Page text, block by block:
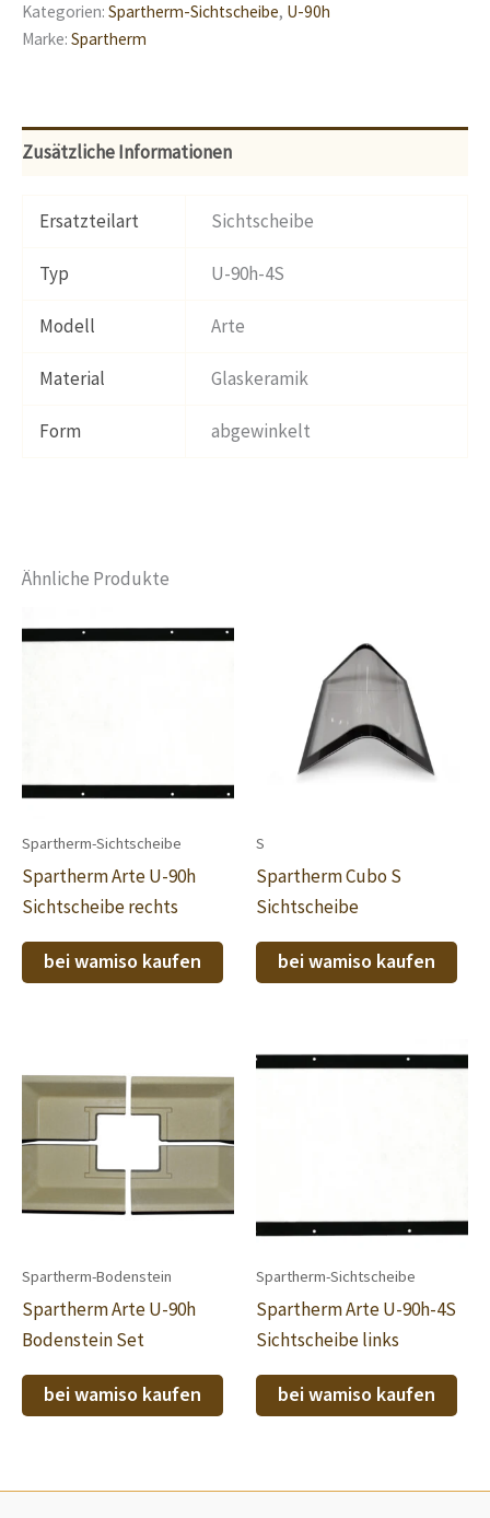
Kategorien: Spartherm-Sichtscheibe, U-90h
Marke: Spartherm
Zusätzliche Informationen
Ersatzteilart Sichtscheibe
Typ U-90h-4S
Modell Arte
Material Glaskeramik
Form abgewinkelt
Ähnliche Produkte
Spartherm-Sichtscheibe
Spartherm Arte U-90h
Sichtscheibe rechts
bei wamiso kaufen
S
Spartherm Cubo S
Sichtscheibe
bei wamiso kaufen
Spartherm-Bodenstein
Spartherm Arte U-90h
Bodenstein Set
bei wamiso kaufen
Spartherm-Sichtscheibe
Spartherm Arte U-90h-4S
Sichtscheibe links
bei wamiso kaufen